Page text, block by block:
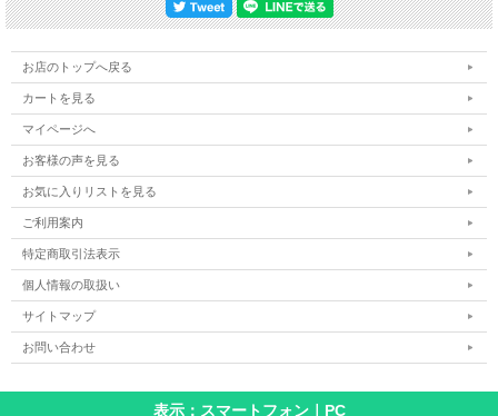
お店のトップへ戻る
カートを見る
マイページへ
お客様の声を見る
お気に入りリストを見る
ご利用案内
特定商取引法表示
個人情報の取扱い
サイトマップ
お問い合わせ
表示：スマートフォン｜ PC